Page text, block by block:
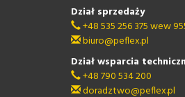
Dział sprzedaży
+48 535 256 375 wew
biuro@peflex.pl
Dział wsparcia
+48 790 534 200
doradztwo@peflex.pl